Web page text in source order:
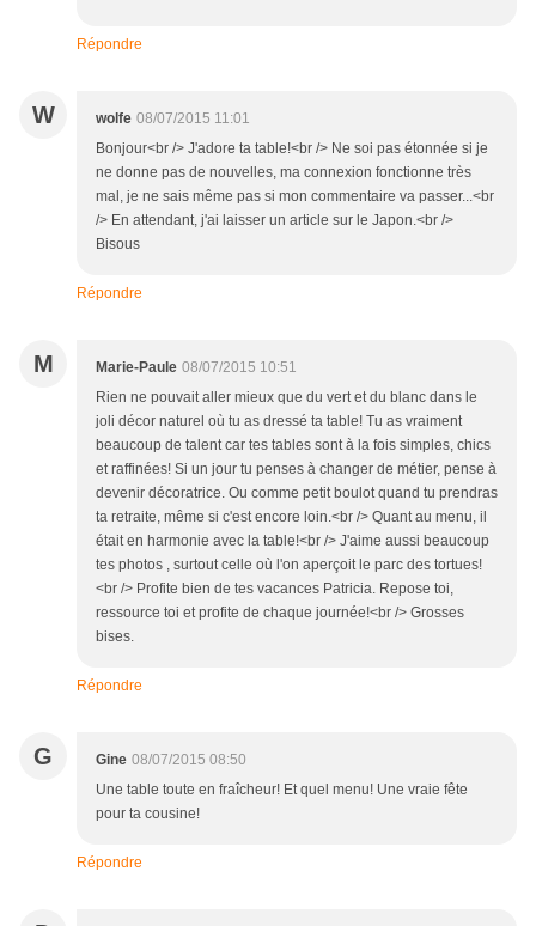
Répondre
W wolfe 08/07/2015 11:01
Bonjour<br /> J'adore ta table!<br /> Ne soi pas étonnée si je
ne donne pas de nouvelles, ma connexion fonctionne très
mal, je ne sais même pas si mon commentaire va passer...<br
/> En attendant, j'ai laisser un article sur le Japon.<br />
Bisous
Répondre
M Marie-Paule 08/07/2015 10:51
Rien ne pouvait aller mieux que du vert et du blanc dans le
joli décor naturel où tu as dressé ta table! Tu as vraiment
beaucoup de talent car tes tables sont à la fois simples, chics
et raffinées! Si un jour tu penses à changer de métier, pense à
devenir décoratrice. Ou comme petit boulot quand tu prendras
ta retraite, même si c'est encore loin.<br /> Quant au menu, il
était en harmonie avec la table!<br /> J'aime aussi beaucoup
tes photos , surtout celle où l'on aperçoit le parc des tortues!
<br /> Profite bien de tes vacances Patricia. Repose toi,
ressource toi et profite de chaque journée!<br /> Grosses
bises.
Répondre
G Gine 08/07/2015 08:50
Une table toute en fraîcheur! Et quel menu! Une vraie fête
pour ta cousine!
Répondre